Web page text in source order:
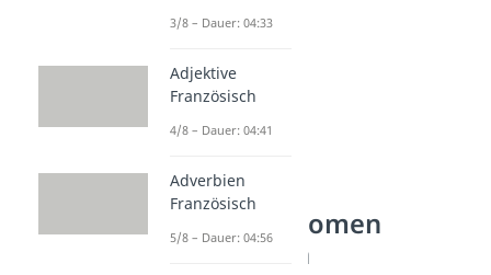
Direkte
Objektpronomen
Französisch
3/8 – Dauer: 04:33
Adjektive
Französisch
4/8 – Dauer: 04:41
Adverbien
Französisch
5/8 – Dauer: 04:56